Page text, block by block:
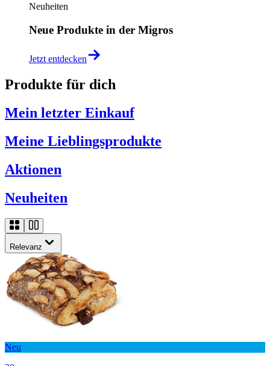
Neuheiten
Neue Produkte in der Migros
Jetzt entdecken
Produkte für dich
Mein letzter Einkauf
Meine Lieblingsprodukte
Aktionen
Neuheiten
Relevanz
Neu